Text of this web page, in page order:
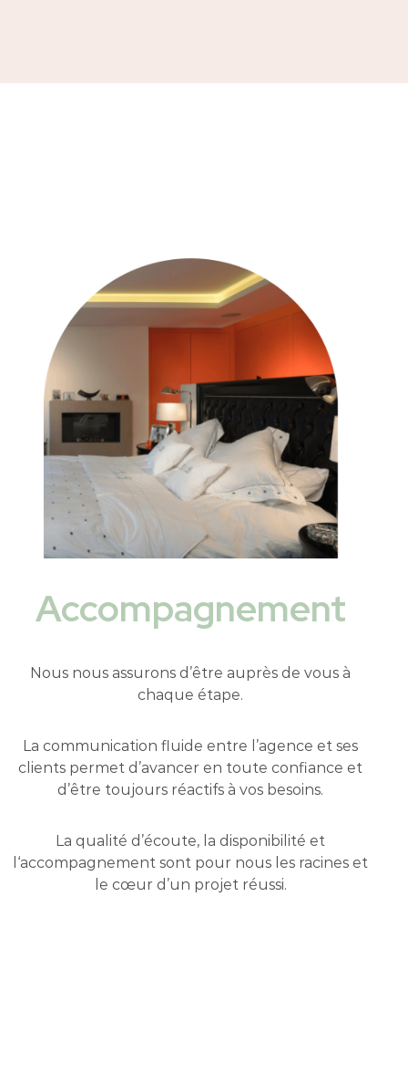
Accompagnement
Nous nous assurons d’être auprès de vous à
chaque étape.
La communication fluide entre l’agence et ses
clients permet d’avancer en toute confiance et
d’être toujours réactifs à vos besoins.
La qualité d’écoute, la disponibilité et
l‘accompagnement sont pour nous les racines et
le cœur d’un projet réussi.